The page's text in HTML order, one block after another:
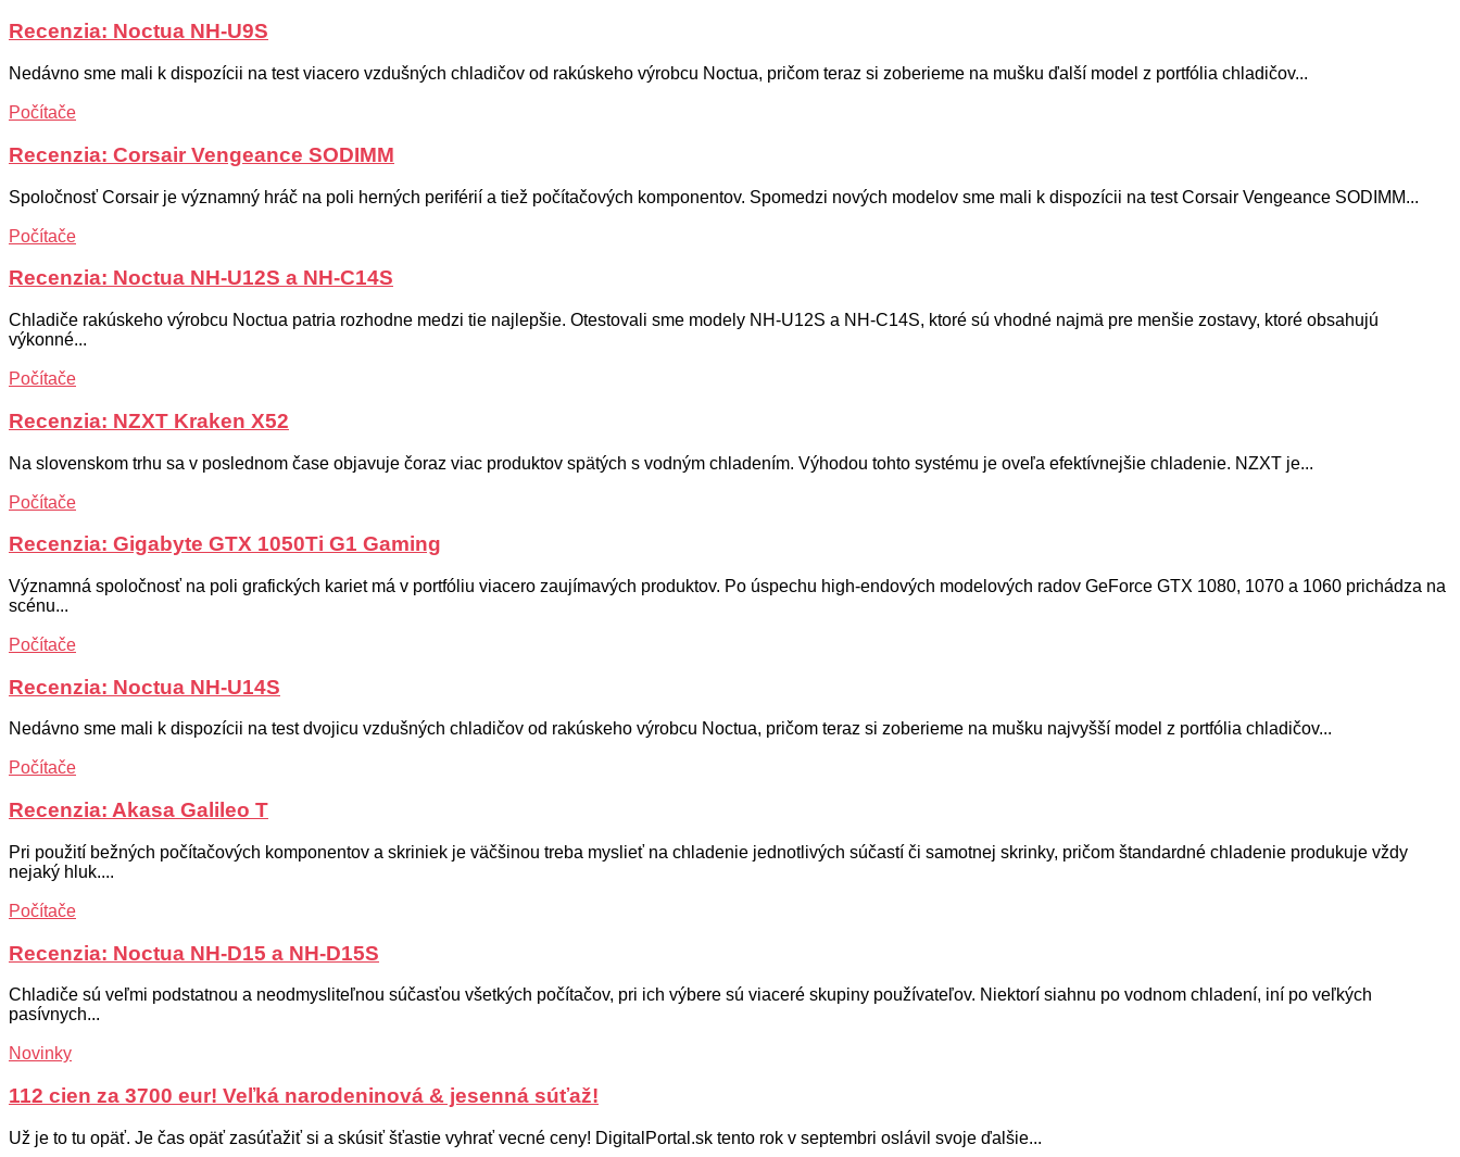
Recenzia: Noctua NH-U9S
Nedávno sme mali k dispozícii na test viacero vzdušných chladičov od rakúskeho výrobcu Noctua, pričom teraz si zoberieme na mušku ďalší model z portfólia chladičov...
Počítače
Recenzia: Corsair Vengeance SODIMM
Spoločnosť Corsair je významný hráč na poli herných periférií a tiež počítačových komponentov. Spomedzi nových modelov sme mali k dispozícii na test Corsair Vengeance SODIMM...
Počítače
Recenzia: Noctua NH-U12S a NH-C14S
Chladiče rakúskeho výrobcu Noctua patria rozhodne medzi tie najlepšie. Otestovali sme modely NH-U12S a NH-C14S, ktoré sú vhodné najmä pre menšie zostavy, ktoré obsahujú
výkonné...
Počítače
Recenzia: NZXT Kraken X52
Na slovenskom trhu sa v poslednom čase objavuje čoraz viac produktov spätých s vodným chladením. Výhodou tohto systému je oveľa efektívnejšie chladenie. NZXT je...
Počítače
Recenzia: Gigabyte GTX 1050Ti G1 Gaming
Významná spoločnosť na poli grafických kariet má v portfóliu viacero zaujímavých produktov. Po úspechu high-endových modelových radov GeForce GTX 1080, 1070 a 1060 prichádza na
scénu...
Počítače
Recenzia: Noctua NH-U14S
Nedávno sme mali k dispozícii na test dvojicu vzdušných chladičov od rakúskeho výrobcu Noctua, pričom teraz si zoberieme na mušku najvyšší model z portfólia chladičov...
Počítače
Recenzia: Akasa Galileo T
Pri použití bežných počítačových komponentov a skriniek je väčšinou treba myslieť na chladenie jednotlivých súčastí či samotnej skrinky, pričom štandardné chladenie produkuje vždy
nejaký hluk....
Počítače
Recenzia: Noctua NH-D15 a NH-D15S
Chladiče sú veľmi podstatnou a neodmysliteľnou súčasťou všetkých počítačov, pri ich výbere sú viaceré skupiny používateľov. Niektorí siahnu po vodnom chladení, iní po veľkých
pasívnych...
Novinky
112 cien za 3700 eur! Veľká narodeninová & jesenná súťaž!
Už je to tu opäť. Je čas opäť zasúťažiť si a skúsiť šťastie vyhrať vecné ceny! DigitalPortal.sk tento rok v septembri oslávil svoje ďalšie...